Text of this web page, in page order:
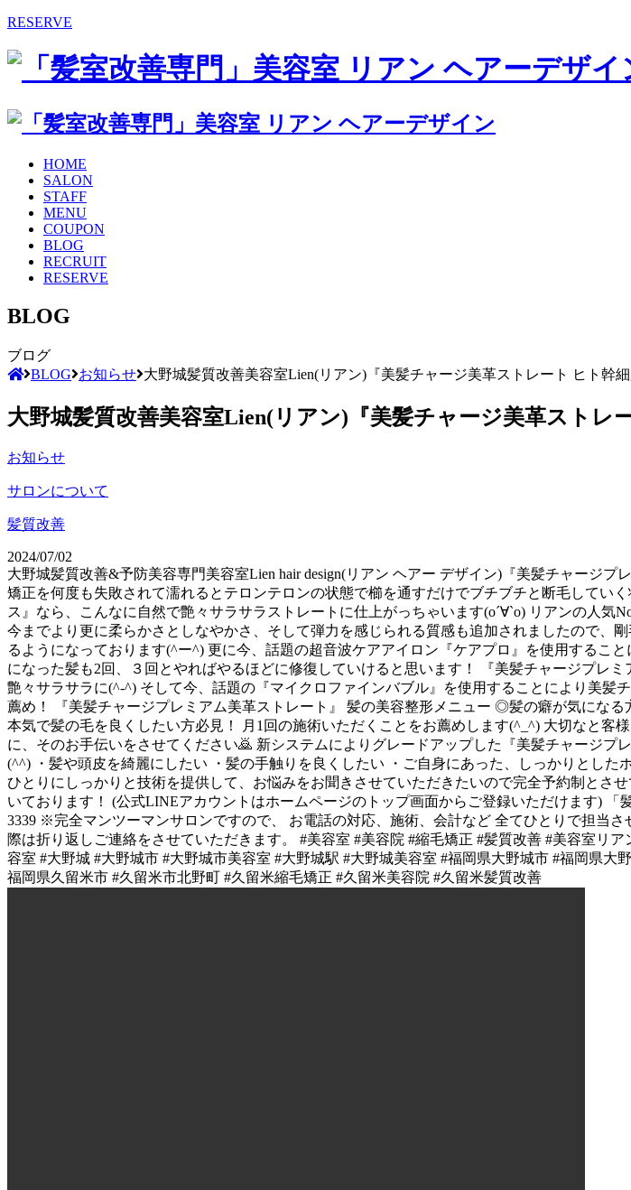
RESERVE
HOME
SALON
STAFF
MENU
COUPON
BLOG
RECRUIT
RESERVE
BLOG
ブログ
BLOG お知らせ 大野城髪質改善美容室Lien(リアン)『美髪チャージ美革ストレート ヒト幹
大野城髪質改善美容室Lien(リアン)『美髪チャージ美革ストレ
お知らせ
サロンについて
髪質改善
2024/07/02
大野城髪質改善&予防美容専門美容室Lien hair design(リアン ヘアー デザイン)『美髪チャージ
矯正を何度も失敗されて濡れるとテロンテロンの状態で櫛を通すだけでブチブチと断毛してい
ス』なら、こんなに自然で艶々サラサラストレートに仕上がっちゃいます(о´∀`о) リアンの人
今までより更に柔らかさとしなやかさ、そして弾力を感じられる質感も追加されましたので、
るようになっております(^ー^) 更に今、話題の超音波ケアアイロン『ケアプロ』を使用するこ
になった髪も2回、３回とやればやるほどに修復していけると思います！ 『美髪チャージプレ
艶々サラサラに(^-^) そして今、話題の『マイクロファインバブル』を使用することにより美
薦め！ 『美髪チャージプレミアム美革ストレート』 髪の美容整形メニュー ◎髪の癖が気に
本気で髪の毛を良くしたい方必見！ 月1回の施術いただくことをお薦めします(^_^) 大切なと
に、そのお手伝いをさせてください🙇 新システムによりグレードアップした『美髪チャージ
(^^) ・髪や頭皮を綺麗にしたい ・髪の手触りを良くしたい ・ご自身にあった、しっかりとし
ひとりにしっかりと技術を提供して、お悩みをお聞きさせていただきたいので完全予約制と
いております！ (公式LINEアカウントはホームページのトップ画面からご登録いただけます)
3339 ※完全マンツーマンサロンですので、 お電話の対応、施術、会計など 全てひとりで担当
際は折り返しご連絡をさせていただきます。 #美容室 #美容院 #縮毛矯正 #髪質改善 #美容室リ
容室 #大野城 #大野城市 #大野城市美容室 #大野城駅 #大野城美容室 #福岡県大野城市 #福岡県
福岡県久留米市 #久留米市北野町 #久留米縮毛矯正 #久留米美容院 #久留米髪質改善